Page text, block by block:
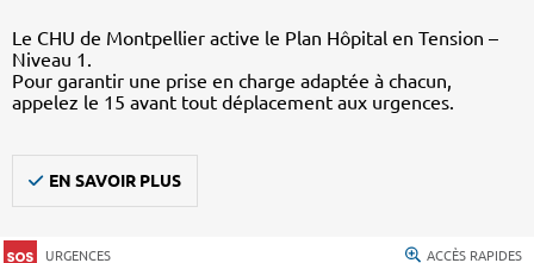
Le CHU de Montpellier active le Plan Hôpital en Tension –
Niveau 1.
Pour garantir une prise en charge adaptée à chacun,
appelez le 15 avant tout déplacement aux urgences.
EN SAVOIR PLUS
URGENCES ACCÈS RAPIDES